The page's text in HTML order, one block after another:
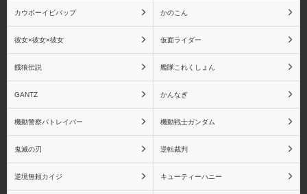
カウボーイビバップ かのこん
彼女×彼女×彼女 仮面ライダー
餓狼伝説 艦隊これくしょん
GANTZ かんなぎ
機動警察パトレイバー 機動戦士ガンダム
鬼滅の刃 逆転裁判
逆境無頼カイジ キューティーハニー